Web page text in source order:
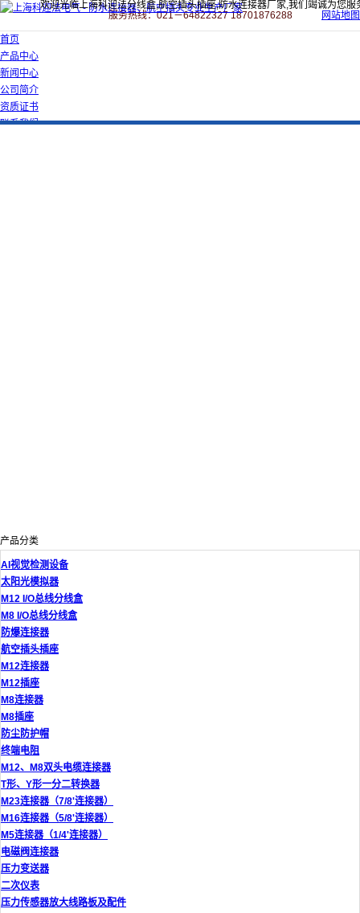
欢迎光临上海科迎法分线盒,航空插头插座,防水连接器厂家,我们竭诚为您服
服务热线：021－64822327 18701876288
网站地图
首页
产品中心
新闻中心
公司简介
资质证书
联系我们
产品分类
AI视觉检测设备
太阳光模拟器
M12 I/O总线分线盒
M8 I/O总线分线盒
防爆连接器
航空插头插座
M12连接器
M12插座
M8连接器
M8插座
防尘防护帽
终端电阻
M12、M8双头电缆连接器
T形、Y形一分二转换器
M23连接器（7/8'连接器）
M16连接器（5/8'连接器）
M5连接器（1/4'连接器）
电磁阀连接器
压力变送器
二次仪表
压力传感器放大线路板及配件